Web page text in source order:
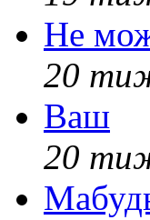
Не
20
Ваш
20